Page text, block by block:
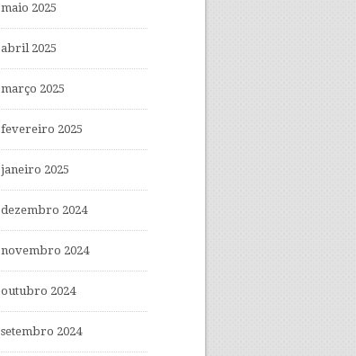
maio 2025
abril 2025
março 2025
fevereiro 2025
janeiro 2025
dezembro 2024
novembro 2024
outubro 2024
setembro 2024